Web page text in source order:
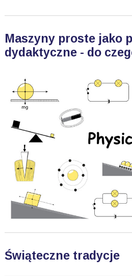
Maszyny proste jako
dydaktyczne - do
Świąteczne tradycje